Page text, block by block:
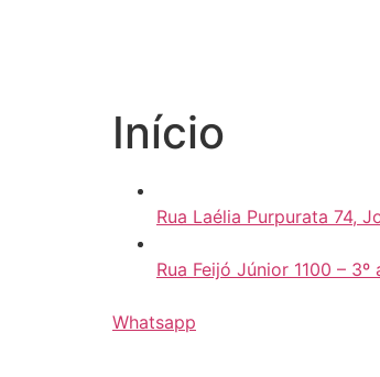
Início
Rua Laélia Purpurata 74,
Rua Feijó Júnior 1100 –
Whatsapp